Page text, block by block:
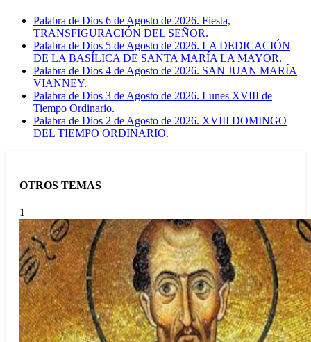
Palabra de Dios 6 de Agosto de 2026. Fiesta,
TRANSFIGURACIÓN DEL SEÑOR.
Palabra de Dios 5 de Agosto de 2026. LA DEDICACIÓN
DE LA BASÍLICA DE SANTA MARÍA LA MAYOR.
Palabra de Dios 4 de Agosto de 2026. SAN JUAN MARÍA
VIANNEY.
Palabra de Dios 3 de Agosto de 2026. Lunes XVIII de
Tiempo Ordinario.
Palabra de Dios 2 de Agosto de 2026. XVIII DOMINGO
DEL TIEMPO ORDINARIO.
OTROS TEMAS
1